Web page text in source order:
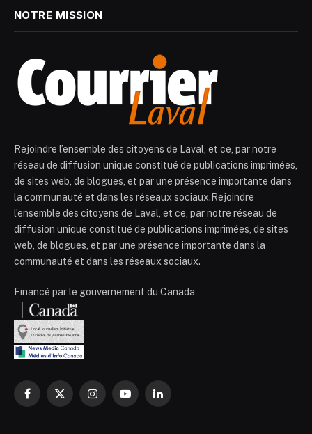
NOTRE MISSION
Rejoindre l’ensemble des citoyens de Laval, et ce, par notre
réseau de diffusion unique constitué de publications imprimées,
de sites web, de blogues, et par une présence importante dans
la communauté et dans les réseaux sociaux.Rejoindre
l’ensemble des citoyens de Laval, et ce, par notre réseau de
diffusion unique constitué de publications imprimées, de sites
web, de blogues, et par une présence importante dans la
communauté et dans les réseaux sociaux.
Financé par le gouvernement du Canada
Facebook
X
InstagramYouTubeLinkedIn